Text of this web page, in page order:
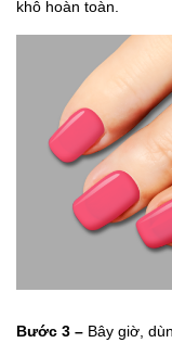
khô hoàn toàn.
Bước 3 – Bây giờ,